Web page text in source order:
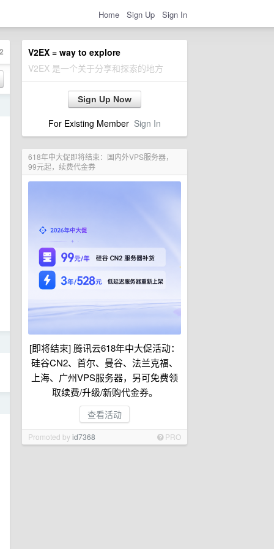
Home Sign Up Sign In
V2EX = way to explore
V2EX 是一个关于分享和探索的地方
Sign Up Now
For Existing Member Sign In
618年中大促即将结束：国内外VPS服务器，
99元起，续费代金券
[即将结束] 腾讯云618年中大促活动：
硅谷CN2、首尔、曼谷、法兰克福、
上海、广州VPS服务器，另可免费领
取续费/升级/新购代金券。
查看活动
Promoted byid7368 PRO